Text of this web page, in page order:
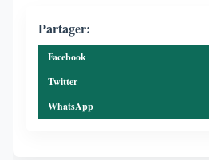
Partager:
Facebook
Twitter
WhatsApp